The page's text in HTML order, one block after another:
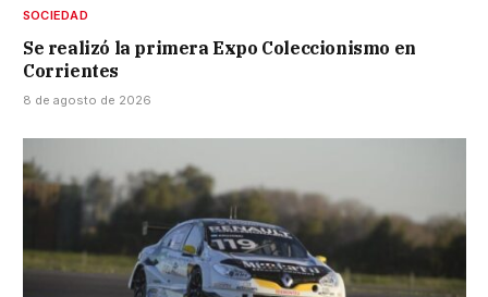
SOCIEDAD
Se realizó la primera Expo Coleccionismo en
Corrientes
8 de agosto de 2026